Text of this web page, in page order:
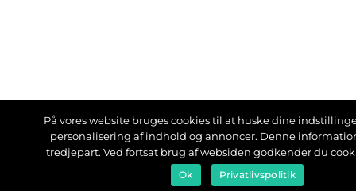
På vores website bruges cookies til at huske dine
personalisering af indhold og annoncer. Denne
tredjepart. Ved fortsat brug af websiden godkender du
Ok Privatlivspolitik